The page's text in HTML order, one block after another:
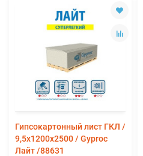
Гипсокартонный лист ГКЛ /
9,5х1200х2500 / Gyproc
Лайт /88631